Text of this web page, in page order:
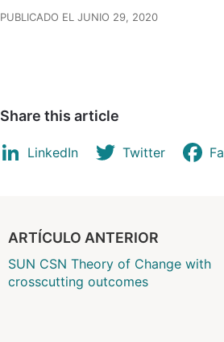
PUBLICADO EL JUNIO 29, 2020
Share this article
LinkedIn Twitter
ARTÍCULO ANTERIOR
SUN CSN Theory of Change with
crosscutting outcomes